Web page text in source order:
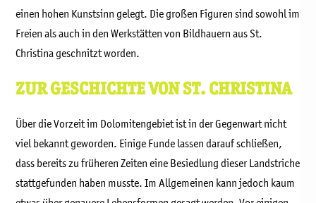
einen hohen Kunstsinn gelegt. Die großen Figuren sind sowohl im
Freien als auch in den Werkstätten von Bildhauern aus St.
Christina geschnitzt worden.
ZUR GESCHICHTE VON ST. CHRISTINA
Über die Vorzeit im Dolomitengebiet ist in der Gegenwart nicht
viel bekannt geworden. Einige Funde lassen darauf schließen,
dass bereits zu früheren Zeiten eine Besiedlung dieser Landstriche
stattgefunden haben musste. Im Allgemeinen kann jedoch kaum